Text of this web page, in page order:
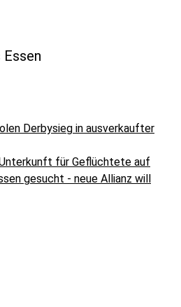
Derbysieg in ausverkaufter
für Geflüchtete auf
gesucht - neue Allianz will